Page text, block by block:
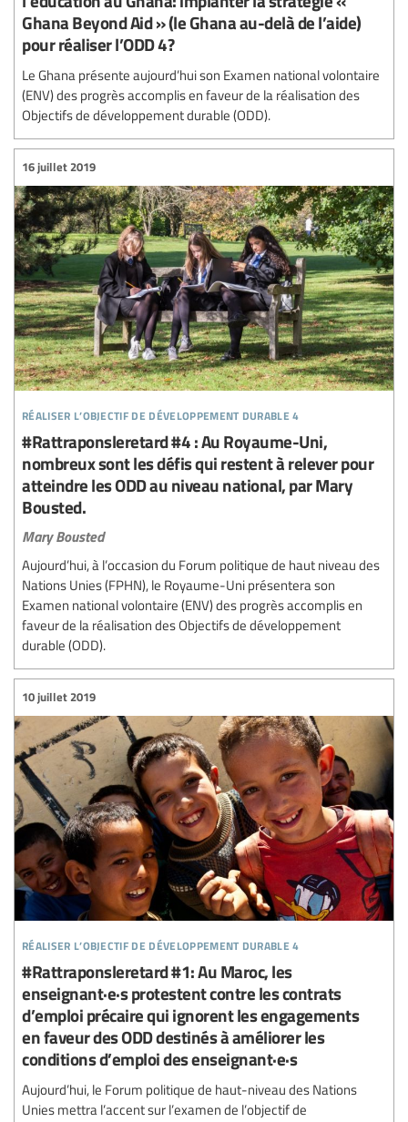
Ghana Beyond Aid » (le Ghana au-delà de l’aide)
pour réaliser l’ODD 4?
Le Ghana présente aujourd’hui son Examen national volontaire
(ENV) des progrès accomplis en faveur de la réalisation des
Objectifs de développement durable (ODD).
réaliser l’objectif de développement durable 4
16 juillet 2019
#Rattraponsleretard #4 : Au Royaume-Uni,
nombreux sont les défis qui restent à relever pour
atteindre les ODD au niveau national, par Mary
Bousted.
Mary Bousted
Aujourd’hui, à l’occasion du Forum politique de haut niveau des
Nations Unies (FPHN), le Royaume-Uni présentera son
Examen national volontaire (ENV) des progrès accomplis en
faveur de la réalisation des Objectifs de développement
durable (ODD).
réaliser l’objectif de développement durable 4
10 juillet 2019
#Rattraponsleretard #1: Au Maroc, les
enseignant·e·s protestent contre les contrats
d’emploi précaire qui ignorent les engagements
en faveur des ODD destinés à améliorer les
conditions d’emploi des enseignant·e·s
Aujourd’hui, le Forum politique de haut-niveau des Nations
Unies mettra l’accent sur l’examen de l’objectif de